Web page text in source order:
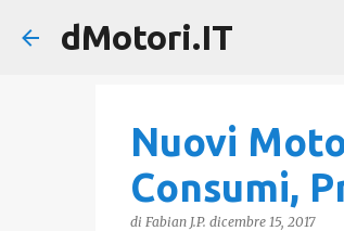
dMotori.IT
Nuovi
Consumi,
di Fabian J.P. dicembre 15, 2017